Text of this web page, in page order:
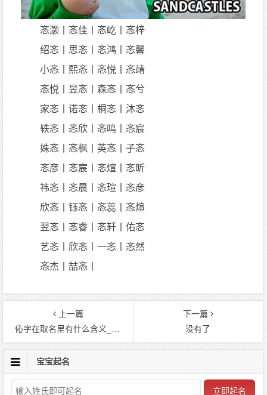
忞灏丨忞佳丨忞屹丨忞梓
绍忞丨思忞丨忞鸿丨忞馨
小忞丨熙忞丨忞悦丨忞靖
忞悦丨昱忞丨森忞丨忞兮
家忞丨诺忞丨桐忞丨沐忞
轶忞丨忞欣丨忞鸣丨忞宸
姝忞丨忞枫丨英忞丨子忞
忞彦丨忞宸丨忞煊丨忞昕
祎忞丨忞晨丨忞瑄丨忞彦
欣忞丨钰忞丨忞蕊丨忞煊
翌忞丨忞睿丨忞轩丨佑忞
艺忞丨欣忞丨一忞丨忞然
忞杰丨喆忞丨
上一篇
伈字在取名里有什么含义_伈字五行属什么
下一篇
没有了
宝宝起名
立即起名